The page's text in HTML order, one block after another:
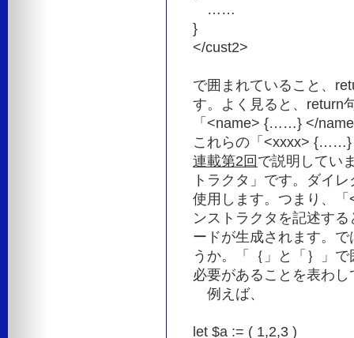
……
}
</cust2>
で囲まれていること、
す。よく見ると、
「<name> {……} </
これらの「<xxxx> {……}
連載第2回 で説明してい
トラクタ」です。ダイ
使用します。つまり、
ンストラクタを記述す
ードが生成されます。
うか。「｛」と「｝」
必要があることを表わ
例えば、
let $a := ( 1,2,3 )